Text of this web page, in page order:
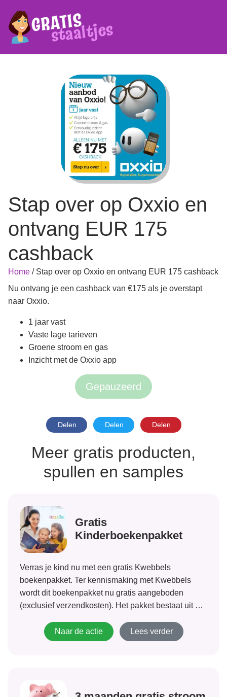
Stap over op Oxxio en
ontvang EUR 175
cashback
Home / Stap over op Oxxio en ontvang EUR 175 cashback
Nu ontvang je een cashback van €175 als je overstapt
naar Oxxio.
1 jaar vast
Vaste lage tarieven
Groene stroom en gas
Inzicht met de Oxxio app
Gepauzeerd
Delen Delen Delen
Meer gratis producten,
spullen en samples
Gratis
Kinderboekenpakket
Verras je kind nu met een gratis Kwebbels
boekenpakket. Ter kennismaking met Kwebbels
wordt dit boekenpakket nu gratis aangeboden
(exclusief verzendkosten). Het pakket bestaat uit 4
wordt samengesteld op basis van de leeftijd en het
geslacht van...
Naar de actie Lees verder